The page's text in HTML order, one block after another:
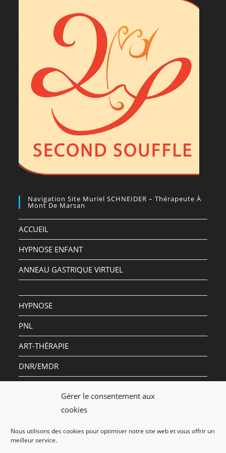
Gérer le consentement aux
cookies
Nous utilisons des cookies pour optimiser notre site web et vous offrir un
meilleur service.
Navigation Site Muriel SCHNEIDER – Thérapeute À
Mont De Marsan
ACCUEIL
HYPNOSE ENFANT
ANNEAU GASTRIQUE VIRTUEL
HYPNOSE
PNL
ART-THÉRAPIE
DNR/EMDR
Mentions légales